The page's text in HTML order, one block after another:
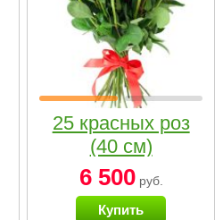
25 красных роз
(40 см)
6 500руб.
Купить